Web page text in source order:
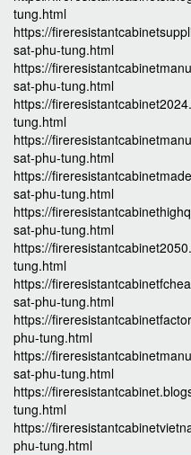
tung.html
https://
sat-phu-tung.html
https://
sat-phu-tung.html
https://
tung.html
https://
sat-phu-tung.html
https://
sat-phu-tung.html
https://
sat-phu-tung.html
https://
tung.html
https://
sat-phu-tung.html
https://
phu-tung.html
https://
sat-phu-tung.html
https://
tung.html
https://
phu-tung.html